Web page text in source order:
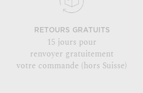
RETOURS GRATUITS
15 jours pour
renvoyer gratuitement
votre commande (hors Suisse)